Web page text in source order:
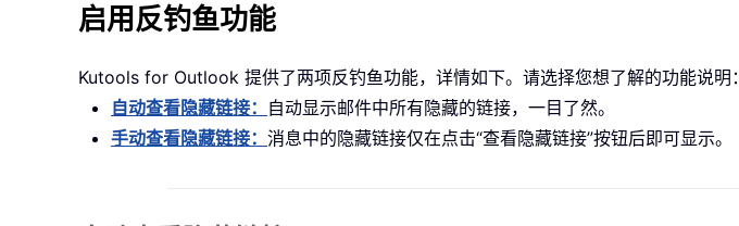
启用反钓鱼功能
Kutools for Outlook 提供了两项反钓鱼功能，详情如下。请选择您想了解的功能说明：
自动查看隐藏链接： 自动显示邮件中所有隐藏的链接，一目了然。
手动查看隐藏链接： 消息中的隐藏链接仅在点击“查看隐藏链接”按钮后即可显示。